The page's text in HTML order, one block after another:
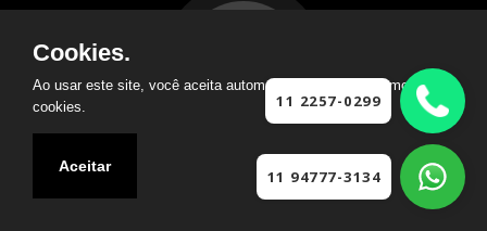
Brooklin
11 2257-0299
11 94777-3134
Cookies.
Ao usar este site, você aceita automaticamente que usamos
cookies.
Aceitar